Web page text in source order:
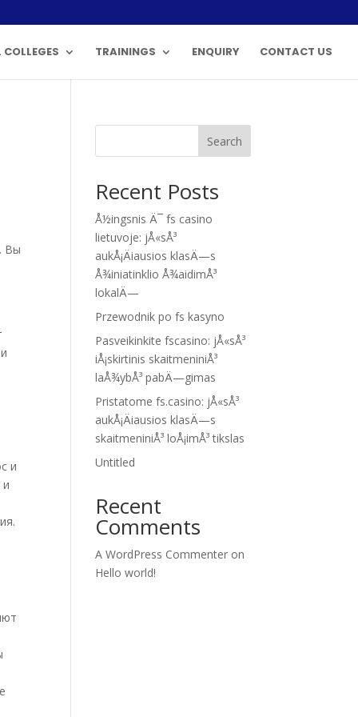
TRAININGS ENQUIRY CONTACT US
Вы
и
Search
Recent Posts
Å½ingsnis Ä¯ fs casino
lietuvoje: jÅ«sÅ³
aukÅ¡Äiausios klasÄ—s
Å¾iniatinklio Å¾aidimÅ³
lokalÄ—
Przewodnik po fs kasyno
Pasveikinkite fscasino: jÅ«sÅ³
iÅ¡skirtinis skaitmeniniÅ³
laÅ¾ybÅ³ pabÄ—gimas
Pristatome fs.casino: jÅ«sÅ³
aukÅ¡Äiausios klasÄ—s
skaitmeniniÅ³ loÅ¡imÅ³ tikslas
Untitled
Recent
Comments
A WordPress Commenter on
Hello world!